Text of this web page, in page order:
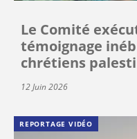
Le Comité
témoignage
chrétiens
12 Juin 2026
REPORTAGE VIDÉO